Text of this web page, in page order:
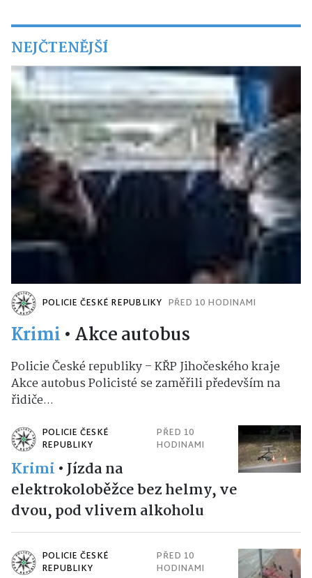
NEJČTENĚJŠÍ
POLICIE ČESKÉ REPUBLIKY PŘED 10 HODINAMI
Krimi • Akce autobus
Policie České republiky – KŘP Jihočeského kraje
Akce autobus Policisté se zaměřili především na
řidiče...
POLICIE ČESKÉ
REPUBLIKY
PŘED 10
HODINAMI
Krimi •Jízda na
elektrokoloběžce bez helmy, ve
dvou, pod vlivem alkoholu
POLICIE ČESKÉ
REPUBLIKY
PŘED 10
HODINAMI